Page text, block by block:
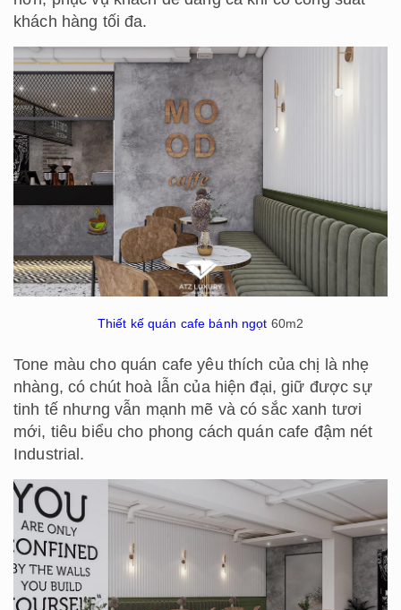
khách hàng tối đa.
Thiết kế quán cafe bánh ngọt 60m2
Tone màu cho quán cafe yêu thích của chị là nhẹ
nhàng, có chút hoà lẫn của hiện đại, giữ được sự
tinh tế nhưng vẫn mạnh mẽ và có sắc xanh tươi
mới, tiêu biểu cho phong cách quán cafe đậm nét
Industrial.